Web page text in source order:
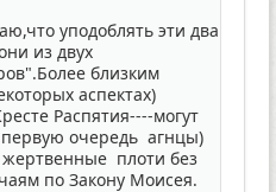
уподоблять эти два
из двух
близким
аспектах)
Распятия----могут
очередь агнцы)
жертвенные плоти без
по Закону Моисея.